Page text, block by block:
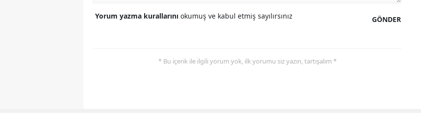
GÖNDER
Yorum yazma kurallarını okumuş ve kabul etmiş sayılırsınız
* Bu içerik ile ilgili yorum yok, ilk yorumu siz yazın, tartışalım *